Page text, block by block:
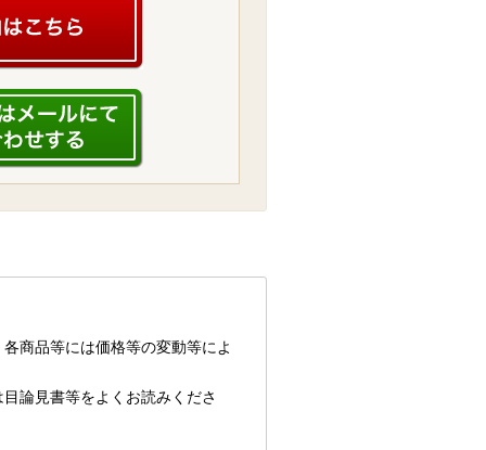
商品等には価格等の変動等によ
論見書等をよくお読みくださ